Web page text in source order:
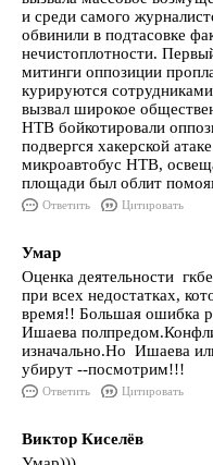
и среди самого
обвинили в подтасовке
нечистоплотности.
митинги оппозиции
курируются
вызвал широкое
НТВ бойкотировали
подвергся хакерской
микроавтобус НТВ,
площади был облит
Ответить Цитировать
Умар
Оценка деятельности
при всех недостатках,
время!! Большая ошибка
Ишаева
изначально.Но Ишаева
убирут --посмотрим!!!
Ответить Цитировать
Виктор Киселёв